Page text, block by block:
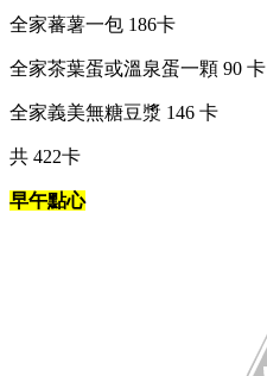
全家蕃薯一包 186卡
全家茶葉蛋或溫泉蛋一顆 90 卡
全家義美無糖豆漿 146 卡
共 422卡
早午點心